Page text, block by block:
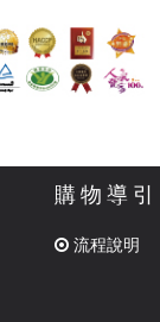
購物導引
流程說明